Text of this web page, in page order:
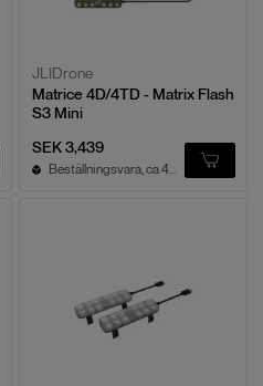
JLIDrone
Matrice 4D/4TD - Matrix Flash
S3 Mini
SEK 3,439
Beställningsvara, ca 4v leveranstid